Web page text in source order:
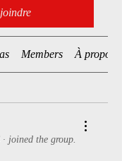
Members À propos
· joined the group.